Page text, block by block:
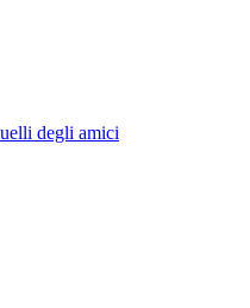
degli amici